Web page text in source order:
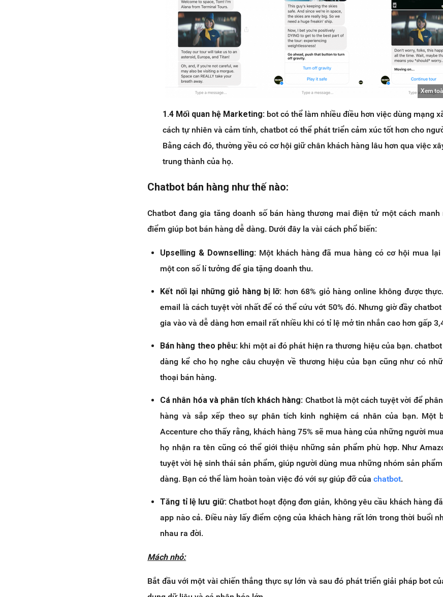
Xem
1.4 Mối quan hệ Marketing: bot có thể làm nhiều điều hơn việc dùng mạng
cách tự nhiên và cảm tính, chatbot có thể phát triển cảm xúc tốt hơn cho
Bằng cách đó, thường yều có cơ hội giữ chân khách hàng lâu hơn qua việc
trung thành của họ.
Chatbot bán hàng như thế nào:
Chatbot đang gia tăng doanh số bán hàng thương mai điện tử một cách manh
điểm giúp bot bán hàng dễ dàng. Dưới đây la vài cách phổ biến:
Upselling & Downselling: Một khách hàng đã mua hàng có cơ hội mua lại
một con số lí tưởng để gia tặng doanh thu.
Kết nối lại những giỏ hàng bị lỡ: hơn 68% giỏ hàng online không được
email là cách tuyệt vời nhất để có thể cứu vớt 50% đó. Nhưng giờ đầy
gia vào và dễ dàng hơn email rất nhiều khi có tỉ lệ mở tin nhắn cao hơn gấp
Bán hàng theo phễu: khi một ai đó phát hiện ra thương hiệu của bạn.
dàng kể cho họ nghe câu chuyện về thương hiệu của bạn cũng như có
thoại bán hàng.
Cá nhân hóa và phân tích khách hàng: Chatbot là một cách tuyệt vời để
hàng và sắp xếp theo sự phân tích kinh nghiệm cá nhân của bạn. Một
Accenture cho thấy rằng, khách hàng 75% sẽ mua hàng của những người
họ nhận ra tên cũng có thể giới thiệu những sản phẩm phù hợp. Như
tuyệt vời hệ sinh thái sản phẩm, giúp người dùng mua những nhóm sản
dàng. Bạn có thể làm hoàn toàn việc đó với sự giúp đỡ củachatbot.
Tăng tỉ lệ lưu giữ:Chatbot hoạt động đơn giản, không yêu cầu khách hàng
app nào cả. Điều này lấy điểm cộng của khách hàng rất lớn trong thời buổi
nhau ra đời.
Mách nhỏ:
Bắt đầu với một vài chiến thắng thực sự lớn và sau đó phát triển giải pháp bot